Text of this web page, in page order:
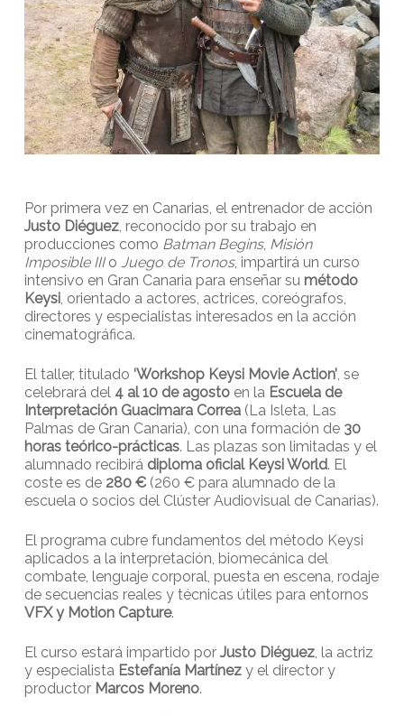
Por primera vez en Canarias, el entrenador de acción
Justo Diéguez, reconocido por su trabajo en
producciones como Batman Begins, Misión
Imposible IIIo Juego de Tronos, impartirá un curso
intensivo en Gran Canaria para enseñar su método
Keysi, orientado a actores, actrices, coreógrafos,
directores y especialistas interesados en la acción
cinematográfica.
El taller, titulado ‘Workshop Keysi Movie Action’, se
celebrará del 4 al 10 de agostoen la Escuela de
Interpretación Guacimara Correa(La Isleta, Las
Palmas de Gran Canaria), con una formación de 30
horas teórico-prácticas. Las plazas son limitadas y el
alumnado recibirá diploma oficial Keysi World. El
coste es de 280 €(260 € para alumnado de la
escuela o socios del Clúster Audiovisual de Canarias).
El programa cubre fundamentos del método Keysi
aplicados a la interpretación, biomecánica del
combate, lenguaje corporal, puesta en escena, rodaje
de secuencias reales y técnicas útiles para entornos
VFX y Motion Capture.
El curso estará impartido por Justo Diéguez, la actriz
y especialista Estefanía Martínezy el director y
productor Marcos Moreno.